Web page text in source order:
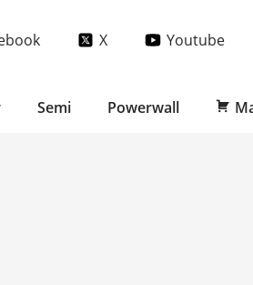
X Youtube
Semi Powerwall